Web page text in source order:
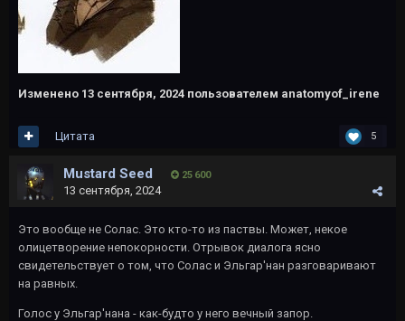
Изменено 13 сентября, 2024 пользователем anatomyof_irene
5
Цитата
Mustard Seed 25 600
13 сентября, 2024
Это вообще не Солас. Это кто-то из паствы. Может, некое
олицетворение непокорности. Отрывок диалога ясно
свидетельствует о том, что Солас и Эльгар'нан разговаривают
на равных.
Голос у Эльгар'нана - как-будто у него вечный запор.